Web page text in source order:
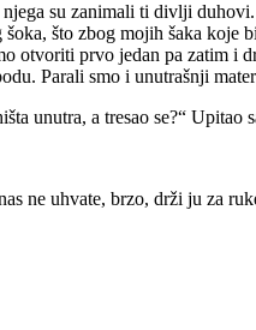
su zanimali ti divlji duhovi.
što zbog mojih šaka koje
otvoriti prvo jedan pa zatim i
Parali smo i unutrašnji
unutra, a tresao se?“ Upitao
ne uhvate, brzo, drži ju za